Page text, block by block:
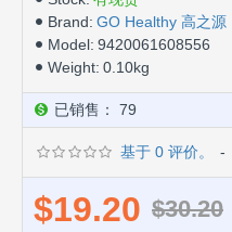
Brand: GO Healthy 高之源
Model: 9420061608556
Weight: 0.10kg
已销售： 79
基于 0 评价。 -
$19.20 $30.20